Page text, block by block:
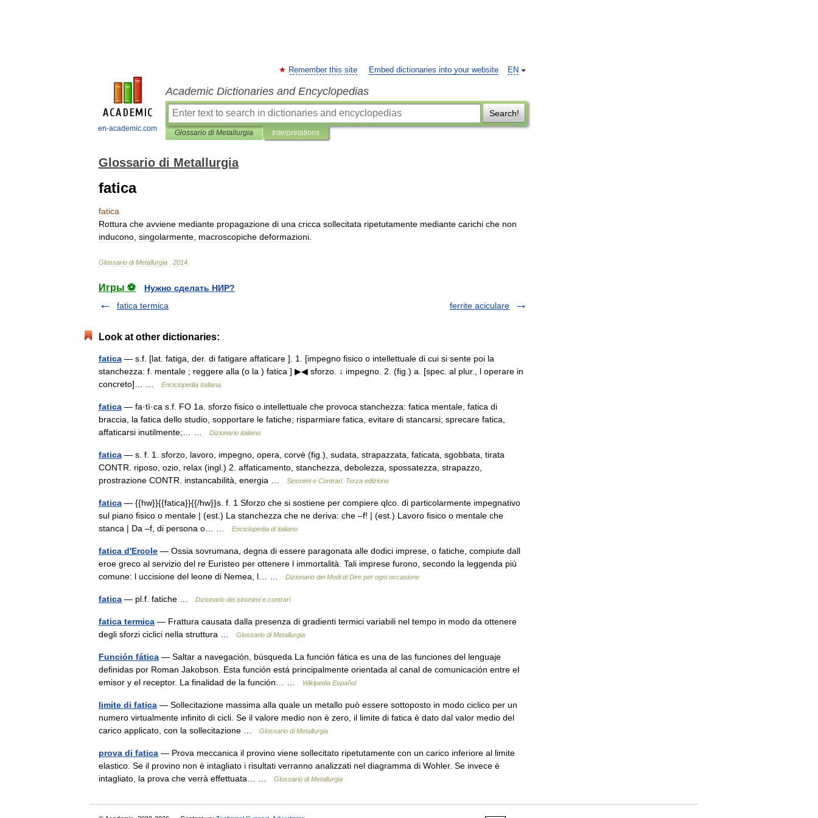
en-academic.com
EN
Remember this site Embed dictionaries into your website
Academic Dictionaries and Encyclopedias
Search!
Glossario di Metallurgia Interpretations
Glossario di Metallurgia
fatica
fatica
Rottura che avviene mediante propagazione di una cricca sollecitata ripetutamente mediante carichi che non
inducono singolarmente macroscopiche deformazioni
Glossario di Metallurgia 2014
Игры ⚽
Нужно сделать НИР?
fatica termica
ferrite aciculare
Look at other dictionaries:
fatica — s.f. [lat. fatiga, der. di fatigare affaticare ]. 1. [impegno fisico o intellettuale di cui si sente poi la
stanchezza: f. mentale ; reggere alla (o la ) fatica ] ▶◀ sforzo. ↓ impegno. 2. (fig.) a. [spec. al plur., l operare in
concreto]… …
Enciclopedia Italiana
fatica — fa·tì·ca s.f. FO 1a. sforzo fisico o intellettuale che provoca stanchezza: fatica mentale, fatica di
braccia, la fatica dello studio, sopportare le fatiche; risparmiare fatica, evitare di stancarsi; sprecare fatica,
affaticarsi inutilmente;… …
Dizionario italiano
fatica — s. f. 1. sforzo, lavoro, impegno, opera, corvè (fig.), sudata, strapazzata, faticata, sgobbata, tirata
CONTR. riposo, ozio, relax (ingl.) 2. affaticamento, stanchezza, debolezza, spossatezza, strapazzo,
prostrazione CONTR. instancabilità, energia …
Sinonimi e Contrari. Terza edizione
fatica — {{hw}}{{fatica}}{{/hw}}s. f. 1 Sforzo che si sostiene per compiere qlco. di particolarmente impegnativo
sul piano fisico o mentale | (est.) La stanchezza che ne deriva: che –f! | (est.) Lavoro fisico o mentale che
stanca | Da –f, di persona o… …
Enciclopedia di italiano
fatica d'Ercole — Ossia sovrumana, degna di essere paragonata alle dodici imprese, o fatiche, compiute dall
eroe greco al servizio del re Euristeo per ottenere l immortalità. Tali imprese furono, secondo la leggenda più
comune: l uccisione del leone di Nemea, l… …
Dizionario dei Modi di Dire per ogni occasione
fatica — pl.f. fatiche … Dizionario dei sinonimi e contrari
fatica termica — Frattura causata dalla presenza di gradienti termici variabili nel tempo in modo da ottenere
degli sforzi ciclici nella struttura …
Glossario di Metallurgia
Función fática — Saltar a navegación, búsqueda La función fática es una de las funciones del lenguaje
definidas por Roman Jakobson. Esta función está principalmente orientada al canal de comunicación entre el
emisor y el receptor. La finalidad de la función… …
Wikipedia Español
limite di fatica — Sollecitazione massima alla quale un metallo può essere sottoposto in modo ciclico per un
numero virtualmente infinito di cicli. Se il valore medio non è zero, il limite di fatica è dato dal valor medio del
carico applicato, con la sollecitazione …
Glossario di Metallurgia
prova di fatica — Prova meccanica il provino viene sollecitato ripetutamente con un carico inferiore al limite
elastico. Se il provino non è intagliato i risultati verranno analizzati nel diagramma di Wohler. Se invece è
intagliato, la prova che verrà effettuata… …
Glossario di Metallurgia